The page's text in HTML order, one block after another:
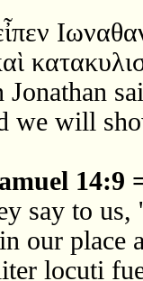
Jonathan
we will
14:9
say to
our place
locuti